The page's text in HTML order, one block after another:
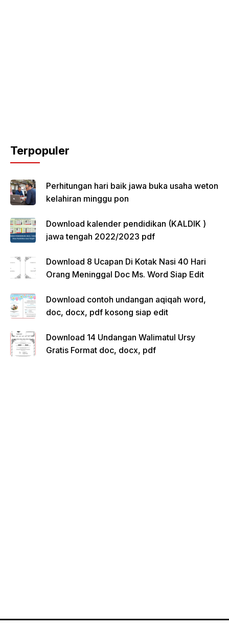
Terpopuler
Perhitungan hari baik jawa buka usaha weton
kelahiran minggu pon
Download kalender pendidikan (KALDIK )
jawa tengah 2022/2023 pdf
Download 8 Ucapan Di Kotak Nasi 40 Hari
Orang Meninggal Doc Ms. Word Siap Edit
Download contoh undangan aqiqah word,
doc, docx, pdf kosong siap edit
Download 14 Undangan Walimatul Ursy
Gratis Format doc, docx, pdf